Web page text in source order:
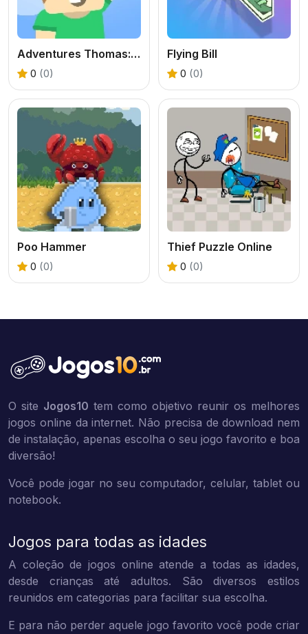
Adventures Thomas: Draw and Erase
0 (0)
Flying Bill
0 (0)
Poo Hammer
0 (0)
Thief Puzzle Online
0 (0)
O site Jogos10 tem como objetivo reunir os melhores
jogos online da internet. Não precisa de download nem
de instalação, apenas escolha o seu jogo favorito e boa
diversão!
Você pode jogar no seu computador, celular, tablet ou
notebook.
Jogos para todas as idades
A coleção de jogos online atende a todas as idades,
desde crianças até adultos. São diversos estilos
reunidos em categorias para facilitar sua escolha.
E para não perder aquele jogo favorito você pode criar